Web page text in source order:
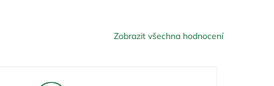
Zobrazit všechna hodnocení